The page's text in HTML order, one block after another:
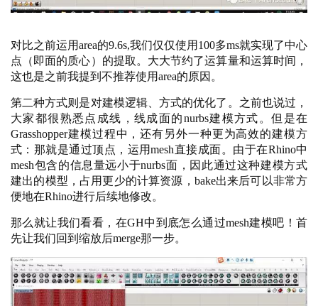
建
设
计
室
内
设
计
城
市
与
景
观
登录 注册
对比之前运用area的9.6s,我们仅仅使用100多ms就实现了中心
点（即面的质心）的提取。大大节约了运算量和运算时间，
这也是之前我提到不推荐使用area的原因。
第二种方式则是对建模逻辑、方式的优化了。之前也说过，
大家都很熟悉点成线，线成面的nurbs建模方式。但是在
Grasshopper建模过程中，还有另外一种更为高效的建模方
式：那就是通过顶点，运用mesh直接成面。由于在Rhino中
mesh包含的信息量远小于nurbs面，因此通过这种建模方式
建出的模型，占用更少的计算资源，bake出来后可以非常方
便地在Rhino进行后续地修改。
那么就让我们看看，在GH中到底怎么通过mesh建模吧！首
先让我们回到缩放后merge那一步。